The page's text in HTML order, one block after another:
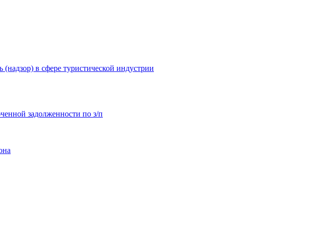
в сфере туристической индустрии
задолженности по з/п